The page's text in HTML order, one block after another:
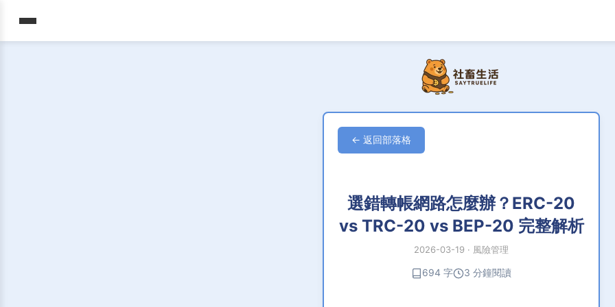
← 返回部落格
選錯轉帳網路怎麼辦？ERC-20
vs TRC-20 vs BEP-20 完整解析
2026-03-19 · 風險管理
694 字 3 分鐘閱讀